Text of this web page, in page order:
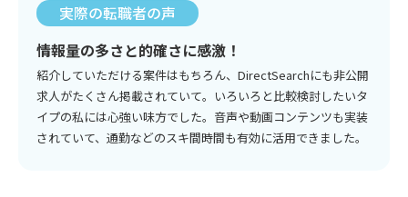
実際の転職者の声
情報量の多さと的確さに感激！
紹介していただける案件はもちろん、DirectSearchにも非公開
求人がたくさん掲載されていて。いろいろと比較検討したいタ
イプの私には心強い味方でした。音声や動画コンテンツも実装
されていて、通勤などのスキ間時間も有効に活用できました。